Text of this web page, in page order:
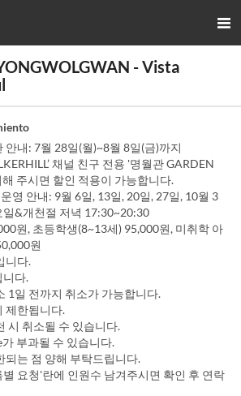
- Vista
안내: 7월 28일(월)~8월 8일(금)까지
채널 친구 전용 '명월관 GARDEN
주시면 할인 적용이 가능합니다.
영 안내: 9월 6일, 13일, 20일, 27일, 10월 3
일&개천절 저녁 17:30~20:30
원, 초등학생(8~13세) 95,000원, 미취학 아
원
니다.
니다.
1일 전까지 취소가 가능합니다.
제한됩니다.
시 취소될 수 있습니다.
부과될 수 있습니다.
되는 점 양해 부탁드립니다.
요청'란에 인원수 남겨주시면 확인 후 연락